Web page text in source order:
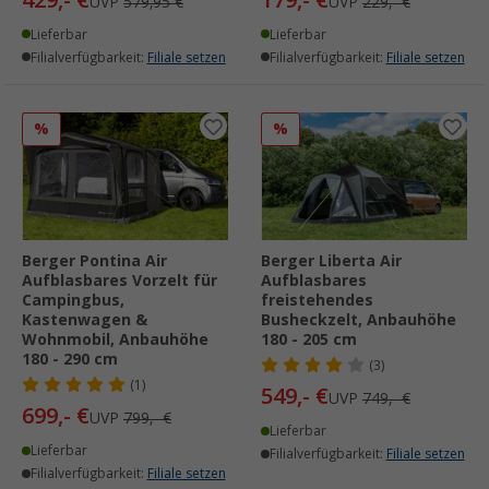
Lieferbar
Filialverfügbarkeit: Filiale setzen
Lieferbar
Filialverfügbarkeit: Filiale setzen
%
Berger Pontina Air
Aufblasbares Vorzelt für
Campingbus,
Kastenwagen &
Wohnmobil, Anbauhöhe
180 - 290 cm
(1)
699,- €UVP 799,- €
Lieferbar
Filialverfügbarkeit: Filiale setzen
%
Berger Liberta Air
Aufblasbares
freistehendes
Busheckzelt, Anbauhöhe
180 - 205 cm
(3)
549,- €UVP 749,- €
Lieferbar
Filialverfügbarkeit: Filiale setzen